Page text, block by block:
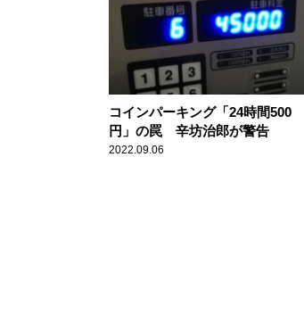
コインパーキング「24時間500
円」の罠 辛坊治郎が警告
2022.09.06